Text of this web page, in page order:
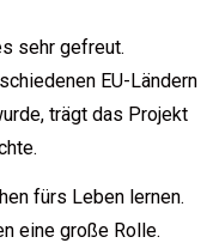
sehr gefreut.
EU-Ländern
trägt das Projekt
fürs Leben lernen.
eine große Rolle.